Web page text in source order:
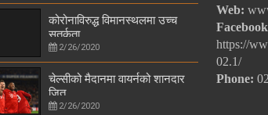
कोरोनाविरुद्ध विमानस्थलमा उच्च
सतर्कता
2/26/2020
चेल्सीको मैदानमा वायर्नको शानदार
जित
2/26/2020
Web:
https://
02.1/
Phone: